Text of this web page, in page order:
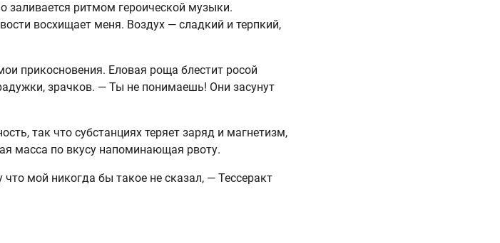
заливается ритмом героической музыки.
восхищает меня. Воздух — сладкий и терпкий,
прикосновения. Еловая роща блестит росой
зрачков. — Ты не понимаешь! Они засунут
так что субстанциях теряет заряд и магнетизм,
масса по вкусу напоминающая рвоту.
мой никогда бы такое не сказал, — Тессеракт